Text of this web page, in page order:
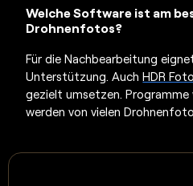
Welche Software ist am
Drohnenfotos?
Für die Nachbearbeitung
Unterstützung. AuchHDR
gezielt umsetzen.
werden von vielen